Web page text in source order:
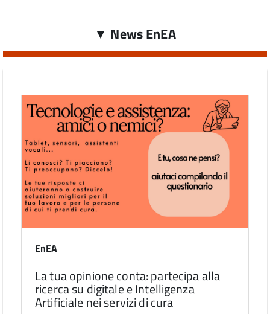
▼ News EnEA
EnEA
La tua opinione conta: partecipa alla
ricerca su digitale e Intelligenza
Artificiale nei servizi di cura